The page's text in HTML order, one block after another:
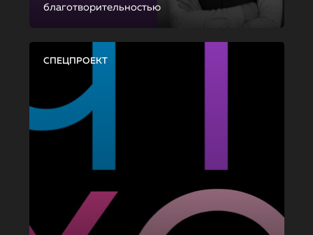
благотворительностью
СПЕЦПРОЕКТ